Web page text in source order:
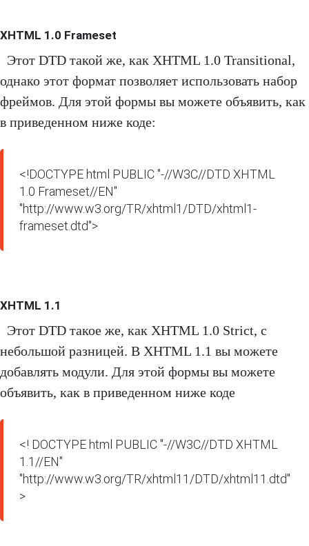
XHTML 1.0 Frameset
Этот DTD такой же, как XHTML 1.0 Transitional,
однако этот формат позволяет использовать набор
фреймов. Для этой формы вы можете объявить, как
в приведенном ниже коде:
<!DOCTYPE html PUBLIC "-//W3C//DTD XHTML
1.0 Frameset//EN"
"http://www.w3.org/TR/xhtml1/DTD/xhtml1-
frameset.dtd">
XHTML 1.1
Этот DTD такое же, как XHTML 1.0 Strict, с
небольшой разницей. В XHTML 1.1 вы можете
добавлять модули. Для этой формы вы можете
объявить, как в приведенном ниже коде
<! DOCTYPE html PUBLIC "-//W3C//DTD XHTML
1.1//EN"
"http://www.w3.org/TR/xhtml11/DTD/xhtml11.dtd"
>